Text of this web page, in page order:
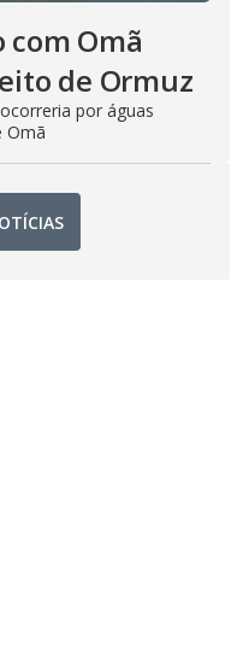
Omã
de Ormuz
por águas
Omã